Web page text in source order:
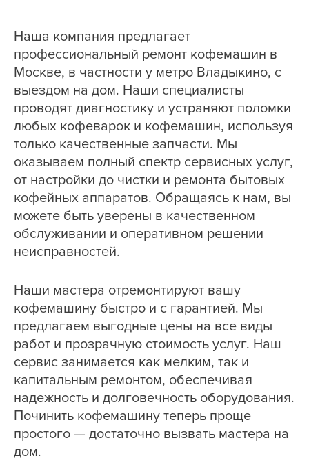
Наша компания предлагает
профессиональный ремонт кофемашин в
Москве, в частности у метро Владыкино, с
выездом на дом. Наши специалисты
проводят диагностику и устраняют поломки
любых кофеварок и кофемашин, используя
только качественные запчасти. Мы
оказываем полный спектр сервисных услуг,
от настройки до чистки и ремонта бытовых
кофейных аппаратов. Обращаясь к нам, вы
можете быть уверены в качественном
обслуживании и оперативном решении
неисправностей.
Наши мастера отремонтируют вашу
кофемашину быстро и с гарантией. Мы
предлагаем выгодные цены на все виды
работ и прозрачную стоимость услуг. Наш
сервис занимается как мелким, так и
капитальным ремонтом, обеспечивая
надежность и долговечность оборудования.
Починить кофемашину теперь проще
простого — достаточно вызвать мастера на
дом.